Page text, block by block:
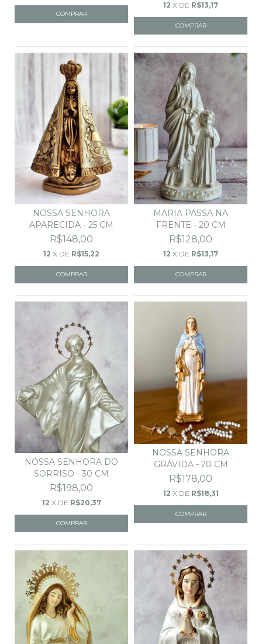
12 X DE R$13,17
NOSSA SENHORA
APARECIDA - 25 CM
R$148,00
12 X DE R$15,22
MARIA PASSA NA
FRENTE - 20 CM
R$128,00
12 X DE R$13,17
NOSSA SENHORA DO
SORRISO - 30 CM
R$198,00
12 X DE R$20,37
NOSSA SENHORA
GRÁVIDA - 20 CM
R$178,00
12 X DE R$18,31